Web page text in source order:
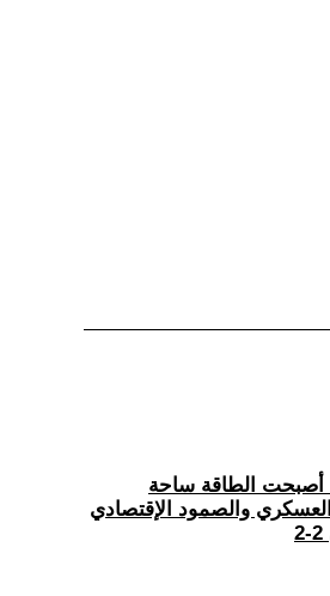
أصبحت الطاقة ساحة
والصمود الإقتصادي